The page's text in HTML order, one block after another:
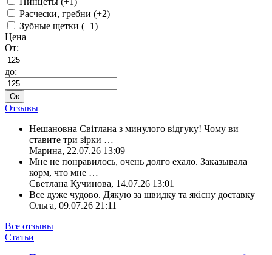
Расчески, гребни (+2)
Зубные щетки (+1)
Цена
От:
до:
Ок
Отзывы
Нешановна Світлана з минулого відгуку! Чому ви
ставите три зірки …
Марина, 22.07.26 13:09
Мне не понравилось, очень долго ехало. Заказывала
корм, что мне …
Светлана Кучинова, 14.07.26 13:01
Все дуже чудово. Дякую за швидку та якісну доставку
Ольга, 09.07.26 21:11
Все отзывы
Статьи